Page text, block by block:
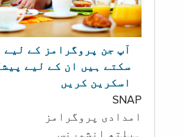
آپ جن پروگرامز کے لیے
سکتے ہیں ان کے لیے
اسکرین کریں
SNAP
امدادی پروگرامز
‏ہیلتھ انشورنس